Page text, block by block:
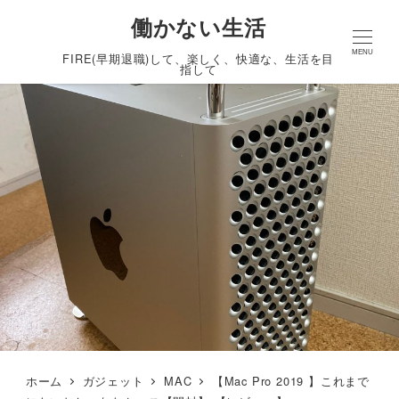
働かない生活
FIRE(早期退職)して、楽しく、快適な、生活を目
指して
MENU
ホーム ガジェット MAC
【Mac Pro 2019 】これまで